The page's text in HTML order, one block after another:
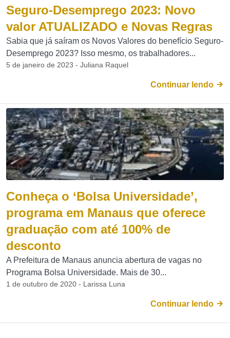
Seguro-Desemprego 2023: Novo
valor ATUALIZADO e Novas Regras
Sabia que já saíram os Novos Valores do benefício Seguro-
Desemprego 2023? Isso mesmo, os trabalhadores...
5 de janeiro de 2023 - Juliana Raquel
Continuar lendo
Conheça o ‘Bolsa Universidade’,
programa em Manaus que oferece
graduação com até 100% de
desconto
A Prefeitura de Manaus anuncia abertura de vagas no
Programa Bolsa Universidade. Mais de 30...
1 de outubro de 2020 - Larissa Luna
Continuar lendo